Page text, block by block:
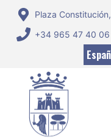
Saltar
contenido
Plaza
+34 965 47 40 06